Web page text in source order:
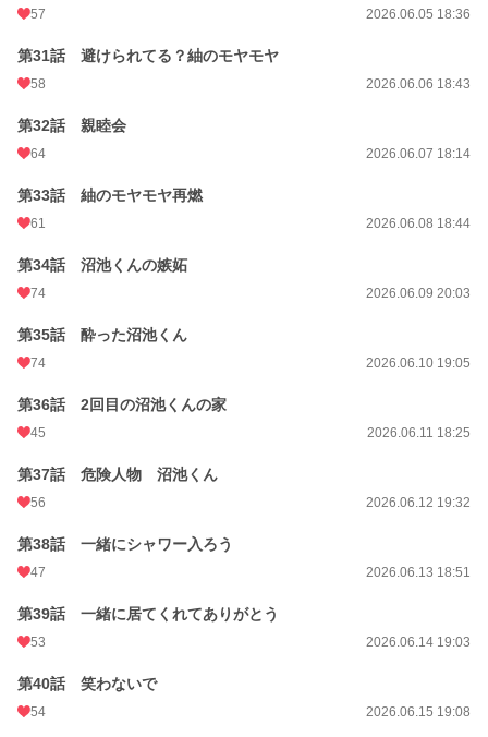
57 2026.06.05 18:36
第31話 避けられてる？紬のモヤモヤ
58 2026.06.06 18:43
第32話 親睦会
64 2026.06.07 18:14
第33話 紬のモヤモヤ再燃
61 2026.06.08 18:44
第34話 沼池くんの嫉妬
74 2026.06.09 20:03
第35話 酔った沼池くん
74 2026.06.10 19:05
第36話 2回目の沼池くんの家
45 2026.06.11 18:25
第37話 危険人物 沼池くん
56 2026.06.12 19:32
第38話 一緒にシャワー入ろう
47 2026.06.13 18:51
第39話 一緒に居てくれてありがとう
53 2026.06.14 19:03
第40話 笑わないで
54 2026.06.15 19:08